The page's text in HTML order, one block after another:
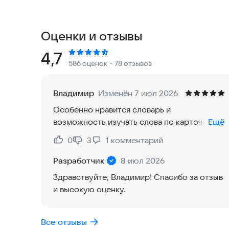
АНГЛИЙСКИЙ ЯЗЫК ДЛЯ ДЕТЕЙ И ВЗРОСЛЫХ
переезду, путешествию или освоить
САМОСТОЯТЕЛЬНОЕ ИЗУЧЕНИЕ АНГЛИЙСКОГО
упражнений позволит быстро прийти к нужному
тренажера, который работает в приложении
Удобные подборки помогут выучить
— популярные фразы по разным темам — от
— британский и американский сленг;
— термины, которые встретятся на
домашние задания, общаться в чате и
Оценки и отзывы
Рейтинг:
4,7 586 оценок ・78 отзывов
Владимир Изменён 7 июл 2026
Особенно нравится словарь и
возможность изучать слова по карточкам.
Реально оч полезная фича. Ну само собой,
занимаюсь с репетитором через
платформу
Ещё
Нравится:
0
Не нравится:
3 1 комментарий
Разработчик
8 июл 2026
Здравствуйте, Владимир! Спасибо за отзыв
и высокую оценку.
Все отзывы